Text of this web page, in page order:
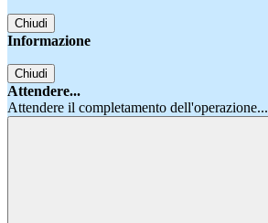
Chiudi
Informazione
Chiudi
Attendere...
Attendere il completamento dell'operazione...